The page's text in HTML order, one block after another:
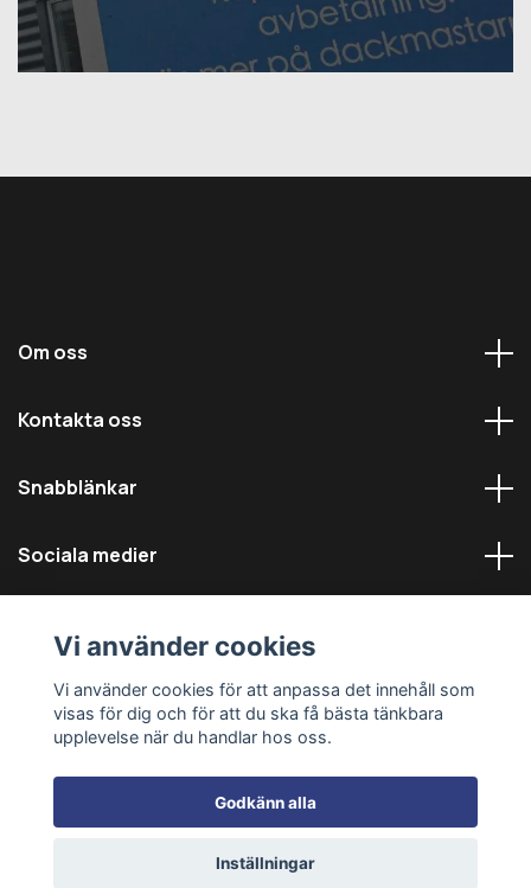
Om oss
Kontakta oss
Snabblänkar
Sociala medier
© 2026 Däckmästarna - Alla rättigheter reserverade
Vi använder cookies
Vi använder cookies för att anpassa det innehåll som
visas för dig och för att du ska få bästa tänkbara
upplevelse när du handlar hos oss.
Godkänn alla
Inställningar